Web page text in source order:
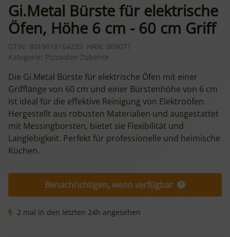
Gi.Metal Bürste für elektrische
Öfen, Höhe 6 cm - 60 cm Griff
GTIN: 8019618164235 HAN: 009077
Kategorie: Pizzaofen Zubehör
Die Gi.Metal Bürste für elektrische Öfen mit einer
Grifflänge von 60 cm und einer Bürstenhöhe von 6 cm
ist ideal für die effektive Reinigung von Elektroöfen.
Hergestellt aus robusten Materialien und ausgestattet
mit Messingborsten, bietet sie Flexibilität und
Langlebigkeit. Perfekt für professionelle und heimische
Küchen.
Benachrichtigen, wenn verfügbar
2 mal in den letzten 24h angesehen